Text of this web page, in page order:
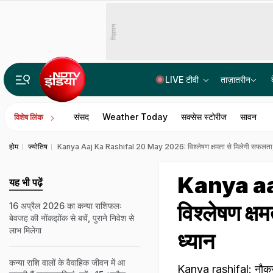
विज्ञापन
LIVE टीवी ताज़ातरीन
विशेष लिंक संसद Weather Today सक्सेस स्टोरीज सावन
होम ज्योतिष Kanya Aaj Ka Rashifal 20 May 2026: विश्लेषण क्षमता से मिलेगी सफलता,
Kanya
विश्लेषण
ध्यान
Kanya rashifal:
यह भी पढ़ें
16 अप्रैल 2026 का कन्या राशिफलः
बेवजह की नोंकझोंक से बचें, पुराने निवेश से
लाभ मिलेगा
कन्या राशि वालों के वैवाहिक जीवन में आ